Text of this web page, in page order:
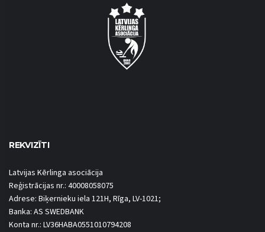
REKVIZĪTI
Latvijas Kērlinga asociācija
Reģistrācijas nr.: 40008058075
Adrese: Biķernieku iela 121H, Rīga, LV-1021;
Banka: AS SWEDBANK
Konta nr.: LV36HABA0551010794208